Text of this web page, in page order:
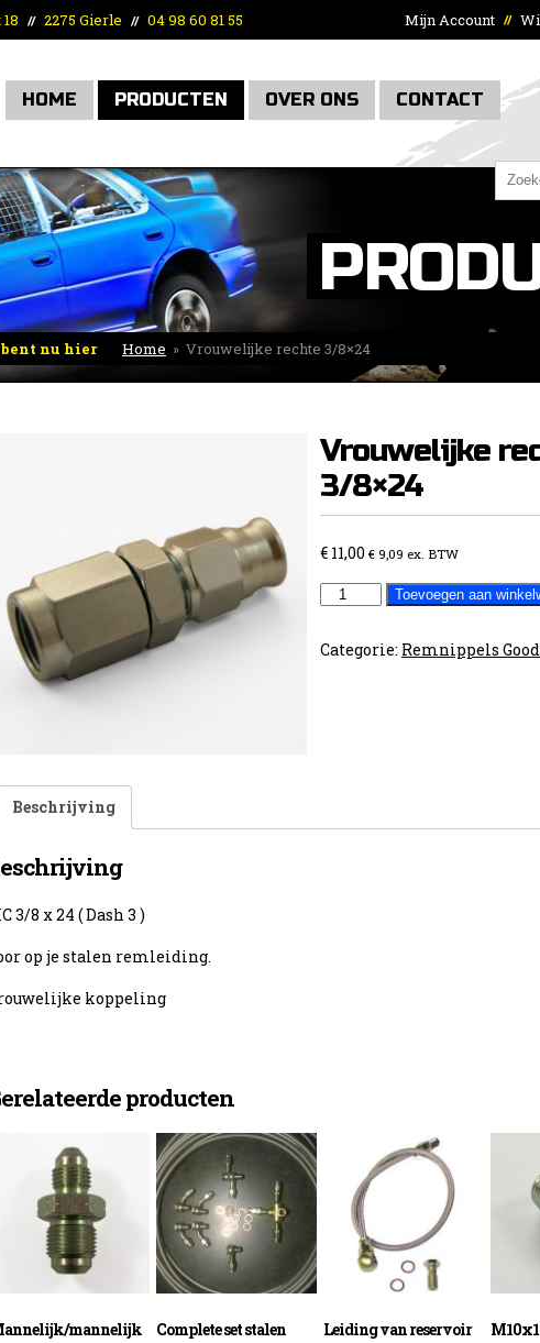
// 2275 Gierle // 04 98 60 81 55 Mijn Account //
HOME PRODUCTEN OVER ONS CONTACT
bent nu hier Home » Vrouwelijke rechte 3/8×24
Vrouwelijke
3/8×24
€11,00 € 9,09 ex. BTW
Vrouwelijke
3/8x24
Toevoegen aan
Categorie: Remnippels
Beschrijving
3/8 x 24 ( Dash 3 )
op je stalen remleiding.
koppeling
producten
mannelijk
Complete set stalen
Leiding van reservoir